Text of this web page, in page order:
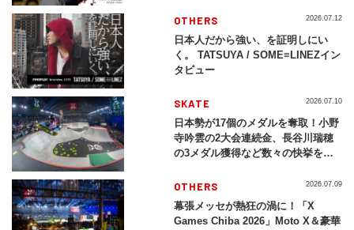
OTHERS
日本人だから強い、を証明しにい
く。 TATSUYA / SOME≡LINEZイン
タビュー
2026.07.12
SKATE
日本勢が17個のメダルを奪取！小野
寺吟雲の2大会連続金、長谷川瑞穂
の3メダル獲得など数々の快挙をプ
2026」
2026.07.10
OTHERS
幕張メッセが熱狂の渦に！「X
Games Chiba 2026」Moto X＆豪華
2026.07.09